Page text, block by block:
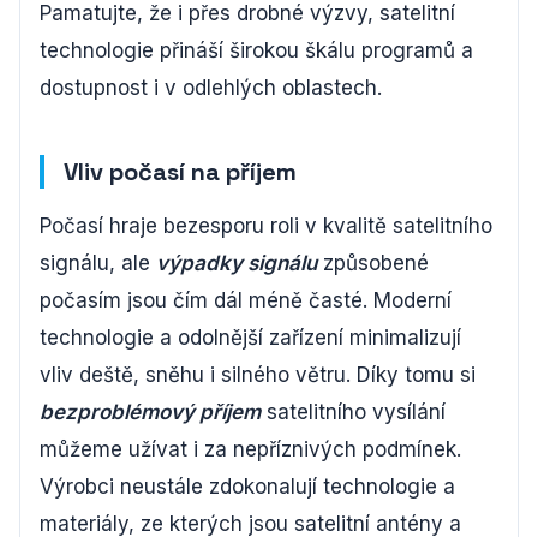
Pamatujte, že i přes drobné výzvy, satelitní
technologie přináší širokou škálu programů a
dostupnost i v odlehlých oblastech.
Vliv počasí na příjem
Počasí hraje bezesporu roli v kvalitě satelitního
signálu, ale výpadky signáluzpůsobené
počasím jsou čím dál méně časté. Moderní
technologie a odolnější zařízení minimalizují
vliv deště, sněhu i silného větru. Díky tomu si
bezproblémový příjemsatelitního vysílání
můžeme užívat i za nepříznivých podmínek.
Výrobci neustále zdokonalují technologie a
materiály, ze kterých jsou satelitní antény a